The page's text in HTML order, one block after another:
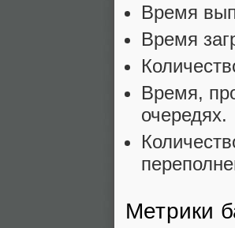
Время
Время
Время,
очередях.
Метрики